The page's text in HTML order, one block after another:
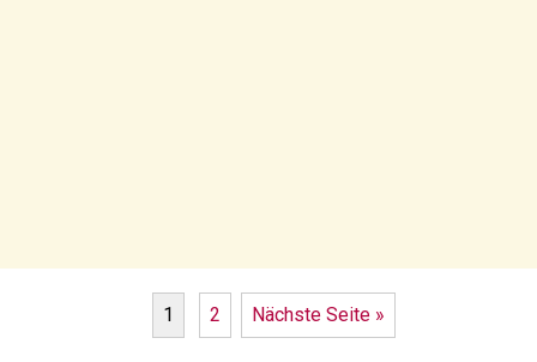
1 2 Nächste Seite »